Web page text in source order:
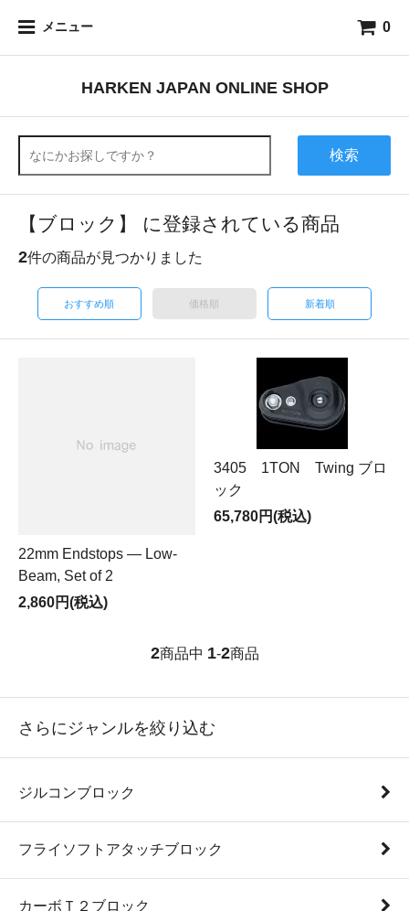
メニュー 0
HARKEN JAPAN ONLINE SHOP
検索
【ブロック】 に登録されている商品
2件の商品が見つかりました
おすすめ順 価格順 新着順
22mm Endstops — Low-
Beam, Set of 2
2,860円(税込)
3405 1TON Twing ブロ
ック
65,780円(税込)
2商品中 1-2商品
さらにジャンルを絞り込む
ジルコンブロック
フライソフトアタッチブロック
カーボＴ２ブロック